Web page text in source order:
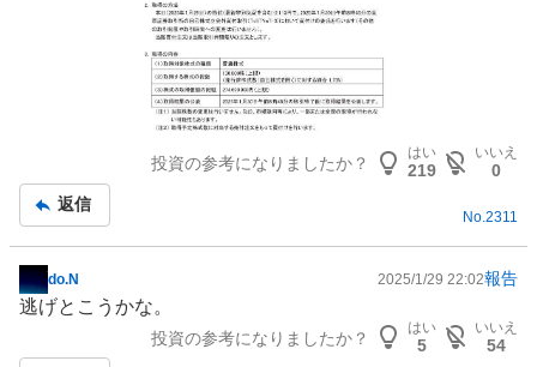
投資の参考になりましたか？
はい
219
いいえ
0
返信
No. 2311
掲
示
do.N 2025/1/29 22:02報告
逃げとこうかな。
投資の参考になりましたか？
はい
5
いいえ
54